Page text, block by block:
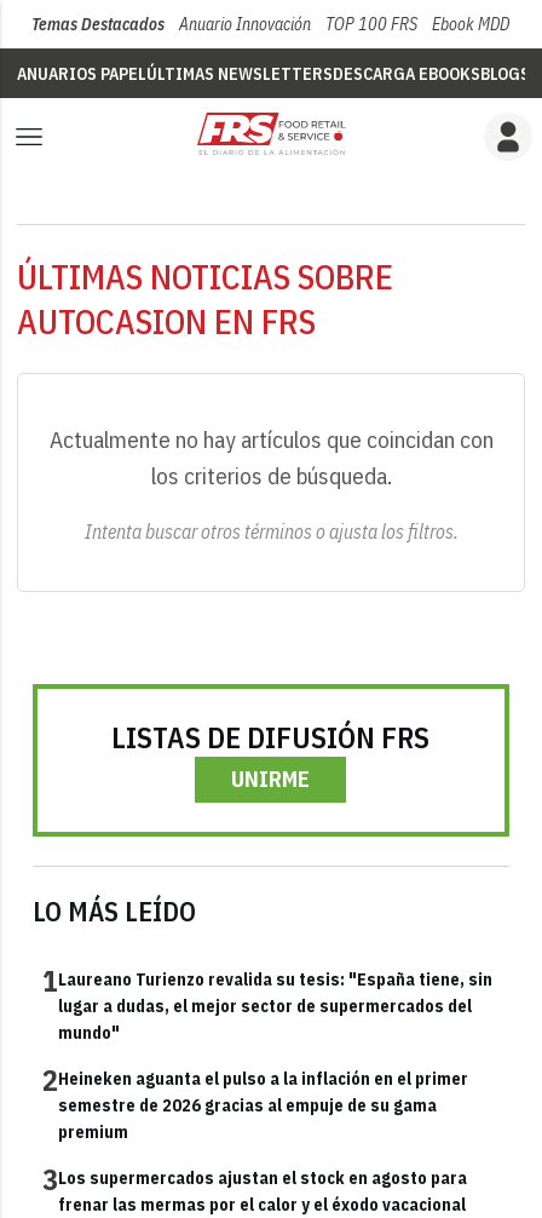
Temas Destacados Anuario Innovación TOP 100 FRS Ebook MDD
ANUARIOS PAPELÚLTIMAS NEWSLETTERSDESCARGA EBOOKSBLOGS
ÚLTIMAS NOTICIAS SOBRE
AUTOCASION EN FRS
Actualmente no hay artículos que coincidan con
los criterios de búsqueda.
Intenta buscar otros términos o ajusta los filtros.
LISTAS DE DIFUSIÓN FRS
UNIRME
LO MÁS LEÍDO
1Laureano Turienzo revalida su tesis: "España tiene, sin
lugar a dudas, el mejor sector de supermercados del
mundo"
2Heineken aguanta el pulso a la inflación en el primer
semestre de 2026 gracias al empuje de su gama
premium
3Los supermercados ajustan el stock en agosto para
frenar las mermas por el calor y el éxodo vacacional